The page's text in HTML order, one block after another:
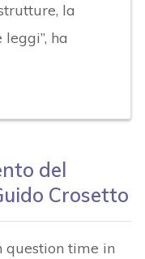
la
ha
del
Crosetto
question time in